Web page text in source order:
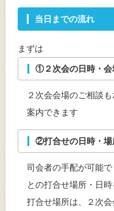
当日までの流れ
まずは
①２次会の日時・
２次会会場のご相談
案内できます
②打合せの日時・
司会者の手配が可能
との打合せ場所・日
打合せ場所は、２次